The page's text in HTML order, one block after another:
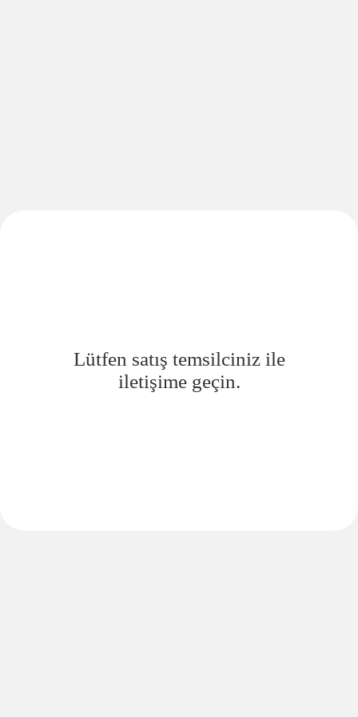
Lütfen satış temsilciniz ile
iletişime geçin.